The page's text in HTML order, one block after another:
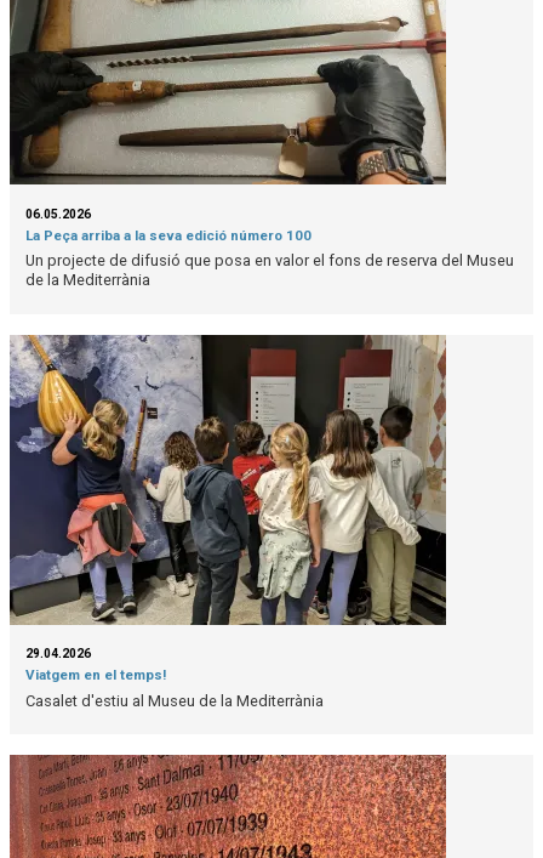
06.05.2026
La Peça arriba a la seva edició número 100
Un projecte de difusió que posa en valor el fons de reserva del Museu
de la Mediterrània
29.04.2026
Viatgem en el temps!
Casalet d'estiu al Museu de la Mediterrània